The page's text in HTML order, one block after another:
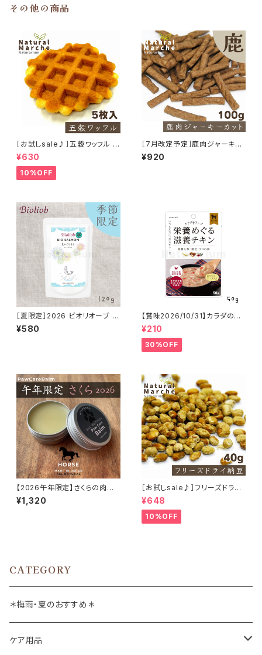
その他の商品
［お試しsale♪］五穀ワッフル 5
枚入り
¥630
10%OFF
［7月改定予定］鹿肉ジャーキー
カット 100g
¥920
［夏限定］2026 ビオリオーブ ビ
オサーモン 夏のごちそう モリン
ガ和え 120g Bioliob 旧ヘルマ
¥580
【賞味2026/10/31】カラダのス
ープ 栄養めぐる滋養チキン 50
g
¥210
30%OFF
【2026午年限定】さくらの肉球
バァム 10g 馬油 日本ミツバチ
肉球クリーム
¥1,320
［お試しsale♪］フリーズドライ
納豆 40g
¥648
10%OFF
CATEGORY
＊梅雨・夏のおすすめ＊
ケア用品